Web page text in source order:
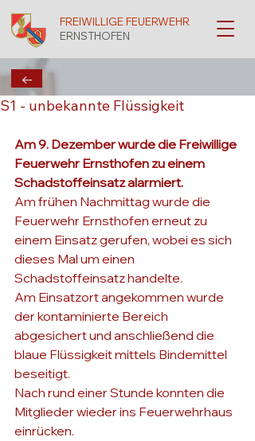
FREIWILLIGE FEUERWEHR
ERNSTHOFEN
S1 - unbekannte Flüssigkeit
Am 9. Dezember wurde die Freiwillige
Feuerwehr Ernsthofen zu einem
Schadstoffeinsatz alarmiert.
Am frühen Nachmittag wurde die
Feuerwehr Ernsthofen erneut zu
einem Einsatz gerufen, wobei es sich
dieses Mal um einen
Schadstoffeinsatz handelte.
Am Einsatzort angekommen wurde
der kontaminierte Bereich
abgesichert und anschließend die
blaue Flüssigkeit mittels Bindemittel
beseitigt.
Nach rund einer Stunde konnten die
Mitglieder wieder ins Feuerwehrhaus
einrücken.
←